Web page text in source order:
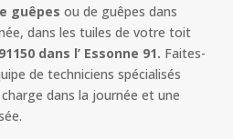
guêpes ou de guêpes dans
dans les tuiles de votre toit
dans l’ Essonne 91. Faites-
de techniciens spécialisés
dans la journée et une